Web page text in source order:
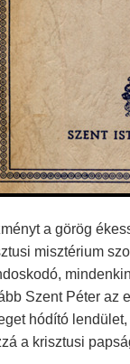
a görög
misztérium
Szent Péter az
hódító
a krisztusi